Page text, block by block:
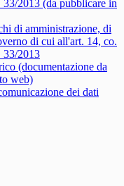
2013 (da pubblicare in
di amministrazione, di
di cui all'art. 14, co.
33/2013
(documentazione da
web)
dei dati